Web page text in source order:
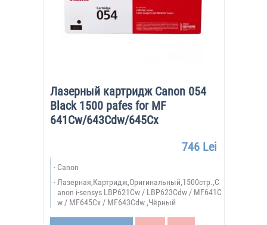
Лазерный картридж Canon 054
Black 1500 pafes for MF
641Cw/643Cdw/645Cx
746 Lei
Canon
Лазерная,Картридж,Оригинальный,1500стр.,C
anon i-sensys LBP621Cw / LBP623Cdw / MF641C
w / MF645Cx / MF643Cdw ,Чёрный